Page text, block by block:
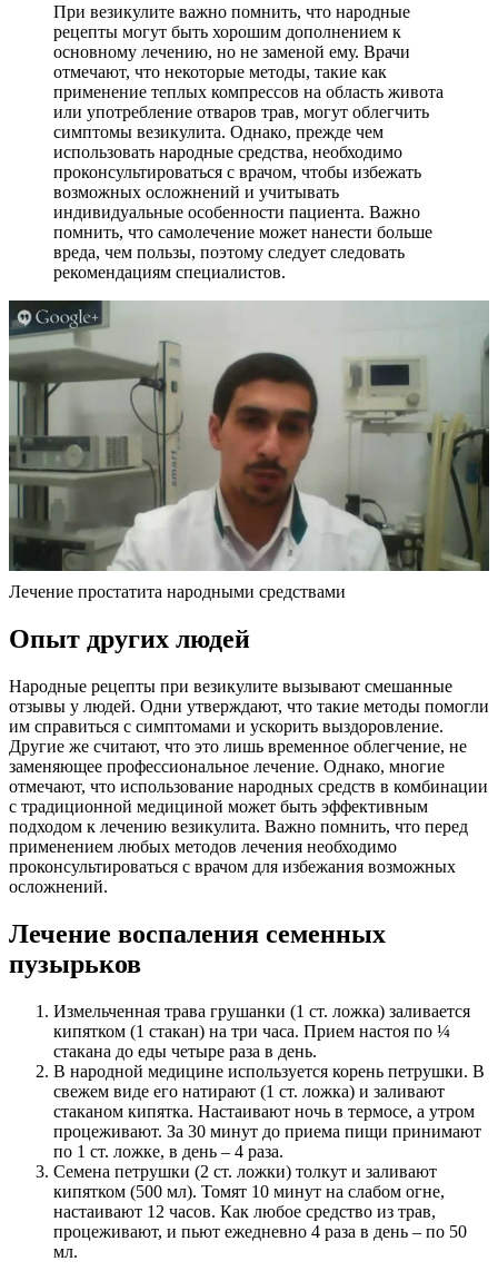
При везикулите важно помнить, что народные
рецепты могут быть хорошим дополнением к
основному лечению, но не заменой ему. Врачи
отмечают, что некоторые методы, такие как
применение теплых компрессов на область живота
или употребление отваров трав, могут облегчить
симптомы везикулита. Однако, прежде чем
использовать народные средства, необходимо
проконсультироваться с врачом, чтобы избежать
возможных осложнений и учитывать
индивидуальные особенности пациента. Важно
помнить, что самолечение может нанести больше
вреда, чем пользы, поэтому следует следовать
рекомендациям специалистов.
Лечение простатита народными средствами
Опыт других людей
Народные рецепты при везикулите вызывают смешанные
отзывы у людей. Одни утверждают, что такие методы помогли
им справиться с симптомами и ускорить выздоровление.
Другие же считают, что это лишь временное облегчение, не
заменяющее профессиональное лечение. Однако, многие
отмечают, что использование народных средств в комбинации
с традиционной медициной может быть эффективным
подходом к лечению везикулита. Важно помнить, что перед
применением любых методов лечения необходимо
проконсультироваться с врачом для избежания возможных
осложнений.
Лечение воспаления семенных
пузырьков
Измельченная трава грушанки (1 ст. ложка) заливается
кипятком (1 стакан) на три часа. Прием настоя по ¼
стакана до еды четыре раза в день.
В народной медицине используется корень петрушки. В
свежем виде его натирают (1 ст. ложка) и заливают
стаканом кипятка. Настаивают ночь в термосе, а утром
процеживают. За 30 минут до приема пищи принимают
по 1 ст. ложке, в день – 4 раза.
Семена петрушки (2 ст. ложки) толкут и заливают
кипятком (500 мл). Томят 10 минут на слабом огне,
настаивают 12 часов. Как любое средство из трав,
процеживают, и пьют ежедневно 4 раза в день – по 50
мл.